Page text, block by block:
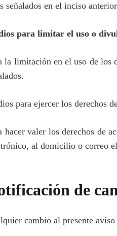
señalados en el inciso
para limitar el uso o
la limitación en el uso de los
para ejercer los derechos
hacer valer los derechos de
al domicilio o correo
de
cambio al presente